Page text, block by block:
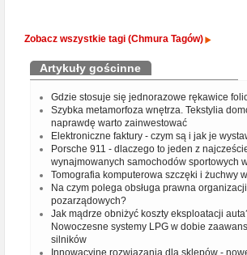
Zobacz wszystkie tagi (Chmura Tagów)
Artykuły gościnne
Gdzie stosuje się jednorazowe rękawice
Szybka metamorfoza wnętrza. Tekstylia
naprawdę warto zainwestować
Elektroniczne faktury - czym są i jak je
Porsche 911 - dlaczego to jeden z
wynajmowanych samochodów sportowych
Tomografia komputerowa szczęki i żuchwy
Na czym polega obsługa prawna organizacji
pozarządowych?
Jak mądrze obniżyć koszty eksploatacji
Nowoczesne systemy LPG w dobie
silników
Innowacyjne rozwiązania dla sklepów -